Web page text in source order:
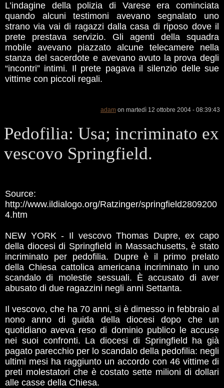
L’indagine della polizia di Varese era cominciata
quando alcuni testimoni avevano segnalato uno
strano via vai di ragazzi dalla casa di riposo dove il
prete prestava servizio. Gli agenti della squadra
mobile avevano piazzato alcune telecamere nella
stanza del sacerdote e avevano avuto la prova degli
“incontri” intimi. Il prete pagava il silenzio delle sue
vittime con piccoli regali.
adam on martedì 12 ottobre 2004 - 08:39:43
Pedofilia: Usa; incriminato ex
vescovo Springfield.
Source:
http://www.ildialogo.org/Ratzinger/springfield2809200
4.htm
NEW YORK - Il vescovo Thomas Dupre, ex capo
della diocesi di Springfield in Massachusetts, è stato
incriminato per pedofilia. Dupre è il primo prelato
della Chiesa cattolica americana incriminato in uno
scandalo di molestie sessuali. È accusato di aver
abusato di due ragazzini negli anni Settanta.
Il vescovo, che ha 70 anni, si è dimesso in febbraio al
nono anno di guida della diocesi dopo che un
quotidiano aveva reso di dominio publico le accuse
nei suoi confronti. La diocesi di Springfield ha già
pagato parecchio per lo scandalo della pedofilia: negli
ultimi mesi ha raggiunto un accordo con 46 vittime di
preti molestatori che è costato sette milioni di dollari
alle casse della Chiesa.